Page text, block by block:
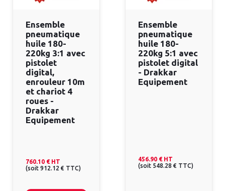
Ensemble
pneumatique
huile 180-
220kg 3:1 avec
pistolet
digital,
enrouleur 10m
et chariot 4
roues -
Drakkar
Equipement
760.10 € HT
(soit 912.12 € TTC)
Ensemble
pneumatique
huile 180-
220kg 5:1 avec
pistolet digital
- Drakkar
Equipement
456.90 € HT
(soit 548.28 € TTC)